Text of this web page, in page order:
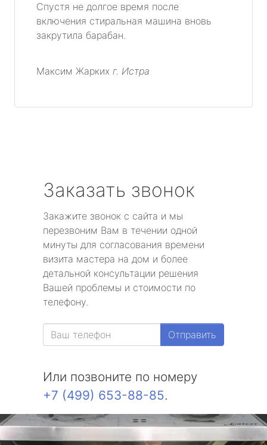
Спустя не долгое время после
включения стиральная машина вновь
закрутила барабан.
Максим Жарких г. Истра
Заказать звонок
Закажите звонок с сайта и мы
перезвоним Вам в течении одной
минуты для согласования времени
визита мастера на дом и более
детальной консультации решения
Вашей проблемы и стоимости по
телефону.
Отправить
Или позвоните по номеру
+7 (499) 653-88-85.